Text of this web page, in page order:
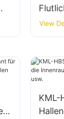
View
KML-